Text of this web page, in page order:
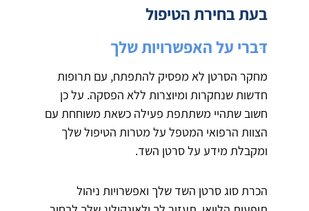
בעת בחירת הטיפול
דּברי על האפשרויות שלך
מחקר הסרטן לא מפסיק להתפתח, עם תרופות
חדשות שנחקרות ומיוצרות ללא הפסקה. על כן
חשוב שתהיי משתתפת פעילה כשאת משוחחת עם
הצוות הרפואי המטפל על מטרות הטיפול שלך
ומקבלת מידע על סרטן השד.
הכרת סוג סרטן השד שלך ואפשרויות ניהול